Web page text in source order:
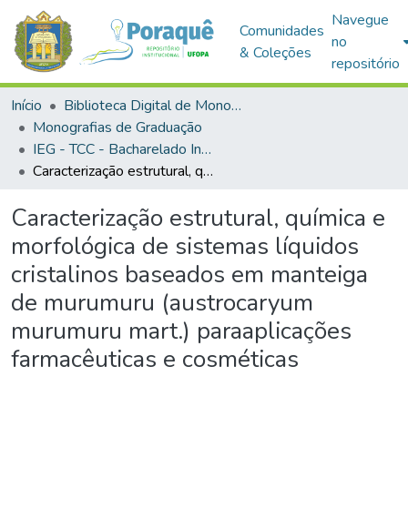
Comunidades
& Coleções
Navegue
no
repositório
Início
Biblioteca Digital de Monografias (BDM)
Monografias de Graduação
IEG - TCC - Bacharelado Interdisciplinar em Ciência e Tecnologia
Caracterização estrutural, química e morfológica de sistemas líquidos cristalinos baseados em manteiga de murumuru (austrocaryum murumuru mart.) paraaplicações farmacêuticas e cosméticas
Caracterização estrutural, química e
morfológica de sistemas líquidos
cristalinos baseados em manteiga
de murumuru (austrocaryum
murumuru mart.) paraaplicações
farmacêuticas e cosméticas